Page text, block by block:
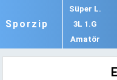
Sporzip
Süper L.
3L 1.G
Amatör